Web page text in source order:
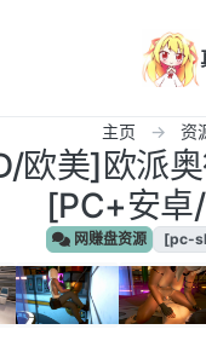
主页 资
欧美]欧派
[PC+安
网赚盘资源 [pc-